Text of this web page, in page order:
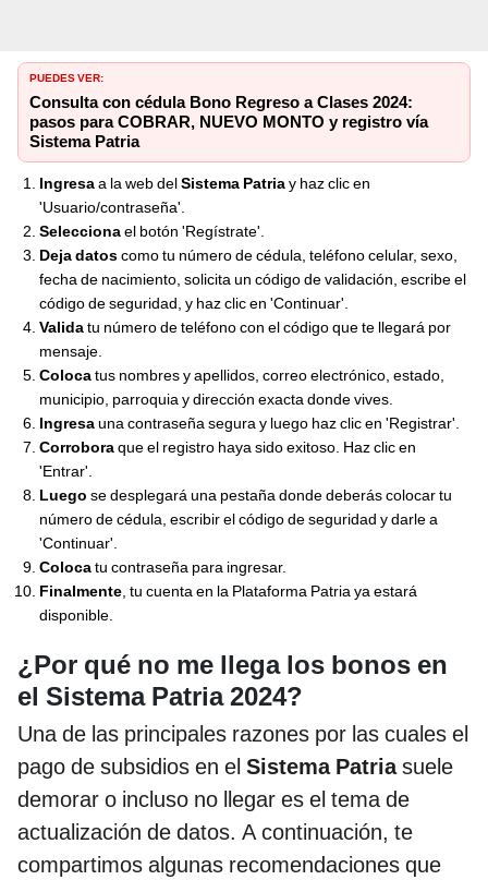
PUEDES VER:
Consulta con cédula Bono Regreso a Clases 2024:
pasos para COBRAR, NUEVO MONTO y registro vía
Sistema Patria
Ingresaa la web delSistema Patriay haz clic en
'Usuario/contraseña'.
Seleccionael botón 'Regístrate'.
Deja datoscomo tu número de cédula, teléfono celular, sexo,
fecha de nacimiento, solicita un código de validación, escribe el
código de seguridad, y haz clic en 'Continuar'.
Validatu número de teléfono con el código que te llegará por
mensaje.
Colocatus nombres y apellidos, correo electrónico, estado,
municipio, parroquia y dirección exacta donde vives.
Ingresauna contraseña segura y luego haz clic en 'Registrar'.
Corroboraque el registro haya sido exitoso. Haz clic en
'Entrar'.
Luego se desplegará una pestaña donde deberás colocar tu
número de cédula, escribir el código de seguridad y darle a
'Continuar'.
Colocatu contraseña para ingresar.
Finalmente , tu cuenta en la Plataforma Patria ya estará
disponible.
¿Por qué no me llega los bonos en
el Sistema Patria 2024?
Una de las principales razones por las cuales el
pago de subsidios en el Sistema Patriasuele
demorar o incluso no llegar es el tema de
actualización de datos. A continuación, te
compartimos algunas recomendaciones que